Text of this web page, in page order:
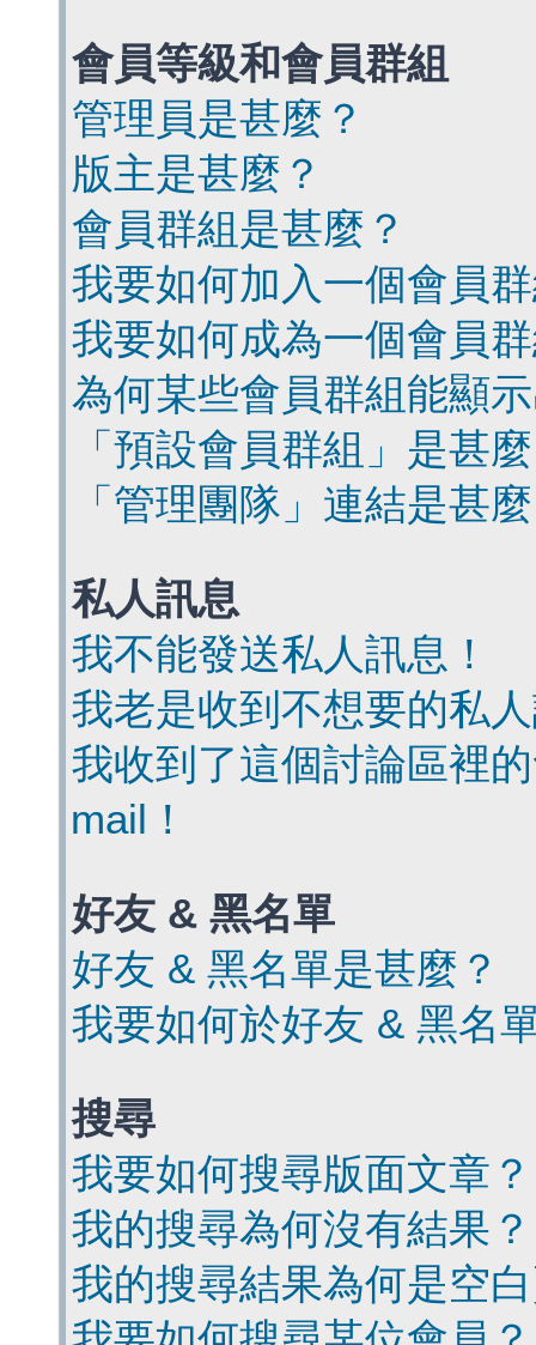
會員等級和會員群組
管理員是甚麼？
版主是甚麼？
會員群組是甚麼？
我要如何加入一個會員
我要如何成為一個會員
為何某些會員群組能顯
「預設會員群組」是甚
「管理團隊」連結是甚
私人訊息
我不能發送私人訊息！
我老是收到不想要的私
我收到了這個討論區裡
mail！
好友 & 黑名單
好友 & 黑名單是甚麼？
我要如何於好友 & 黑名
搜尋
我要如何搜尋版面文章？
我的搜尋為何沒有結果？
我的搜尋結果為何是空